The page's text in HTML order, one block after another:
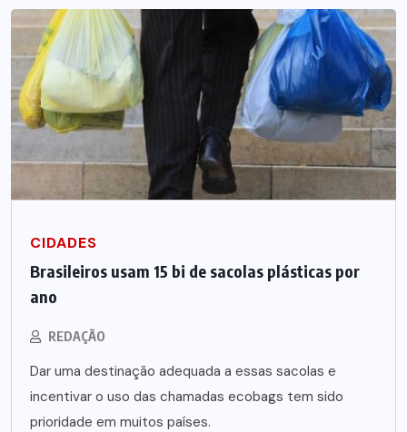
CIDADES
Brasileiros usam 15 bi de sacolas plásticas por
ano
REDAÇÃO
Dar uma destinação adequada a essas sacolas e
incentivar o uso das chamadas ecobags tem sido
prioridade em muitos países.